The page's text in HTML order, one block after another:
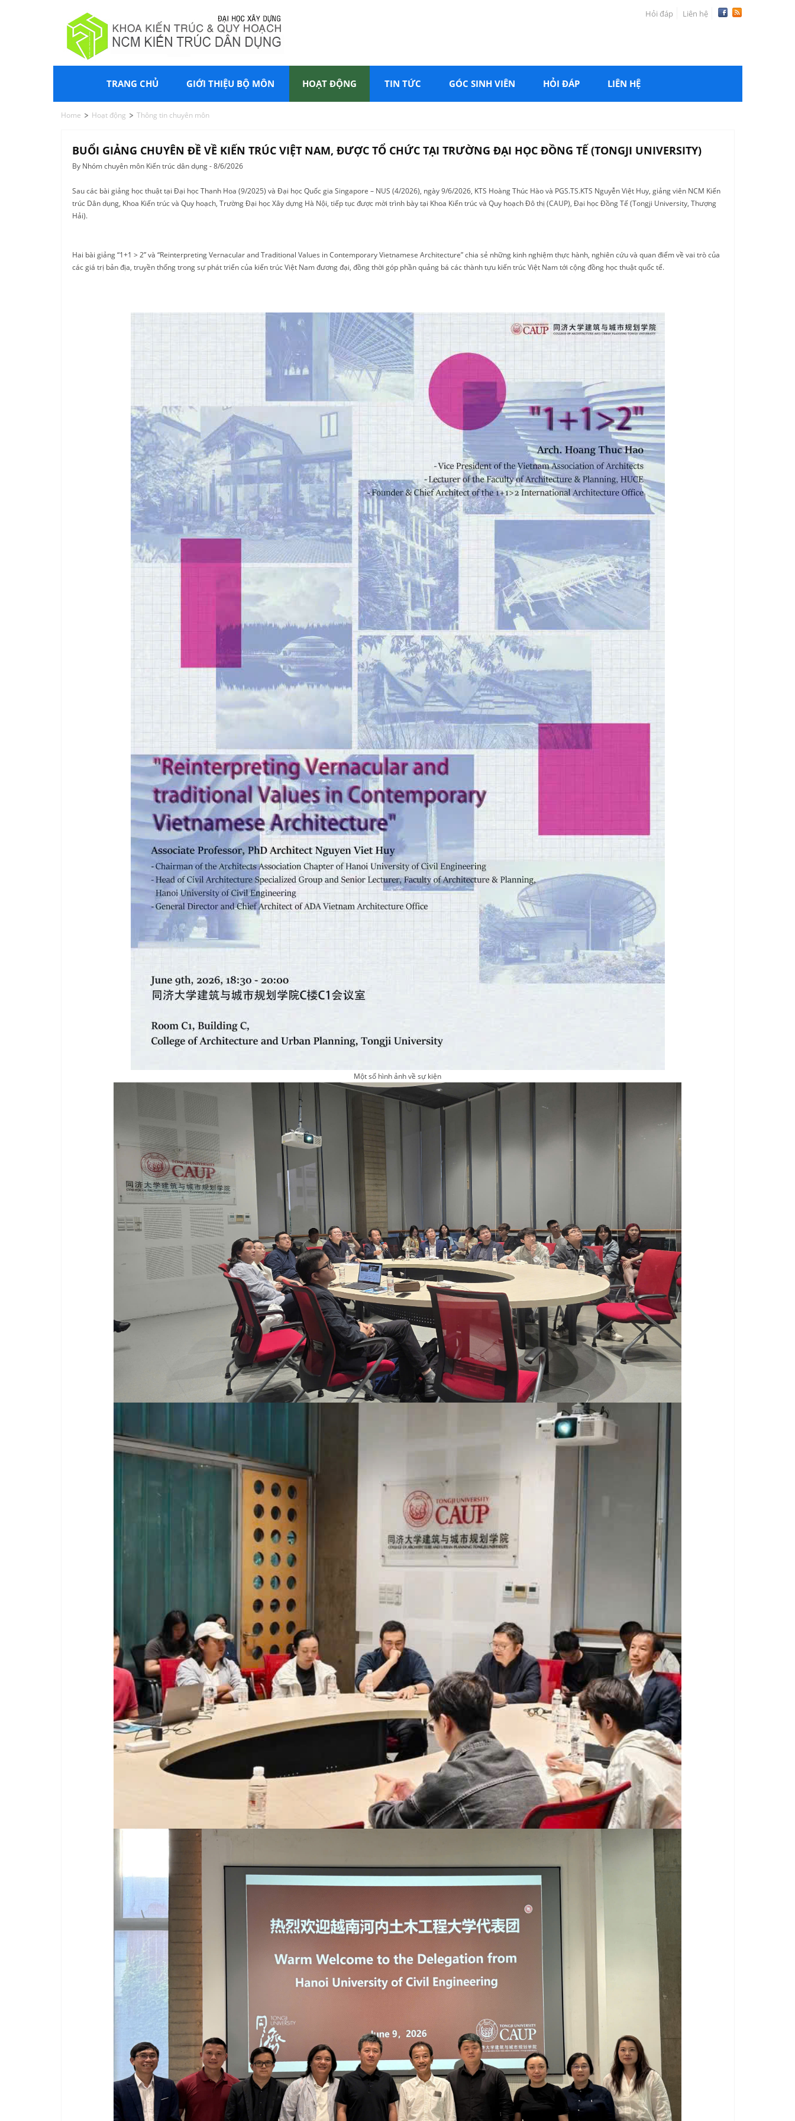
Hỏi đáp Liên hệ
TRANG CHỦ GIỚI THIỆU BỘ MÔN HOẠT ĐỘNG TIN TỨC GÓC SINH VIÊN HỎI ĐÁP LIÊN HỆ
Home Hoạt động Thông tin chuyên môn
BUỔI GIẢNG CHUYÊN ĐỀ VỀ KIẾN TRÚC VIỆT NAM, ĐƯỢC TỔ CHỨC TẠI TRƯỜNG ĐẠI HỌC ĐỒNG TẾ (TONGJI UNIVERSITY)
By Nhóm chuyên môn Kiến trúc dân dụng - 8/6/2026
Sau các bài giảng học thuật tại Đại học Thanh Hoa (9/2025) và Đại học Quốc gia Singapore – NUS (4/2026), ngày 9/6/2026, KTS Hoàng Thúc Hào và PGS.TS.KTS Nguyễn Việt Huy, giảng viên NCM Kiến
trúc Dân dụng, Khoa Kiến trúc và Quy hoạch, Trường Đại học Xây dựng Hà Nội, tiếp tục được mời trình bày tại Khoa Kiến trúc và Quy hoạch Đô thị (CAUP), Đại học Đồng Tế (Tongji University, Thượng
Hải).
Hai bài giảng “1+1 > 2” và “Reinterpreting Vernacular and Traditional Values in Contemporary Vietnamese Architecture” chia sẻ những kinh nghiệm thực hành, nghiên cứu và quan điểm về vai trò của
các giá trị bản địa, truyền thống trong sự phát triển của kiến trúc Việt Nam đương đại, đồng thời góp phần quảng bá các thành tựu kiến trúc Việt Nam tới cộng đồng học thuật quốc tế.
Một số hình ảnh về sự kiện